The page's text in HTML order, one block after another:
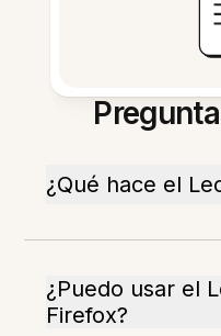
¿Qué hace el
¿Puedo usar el
Firefox?